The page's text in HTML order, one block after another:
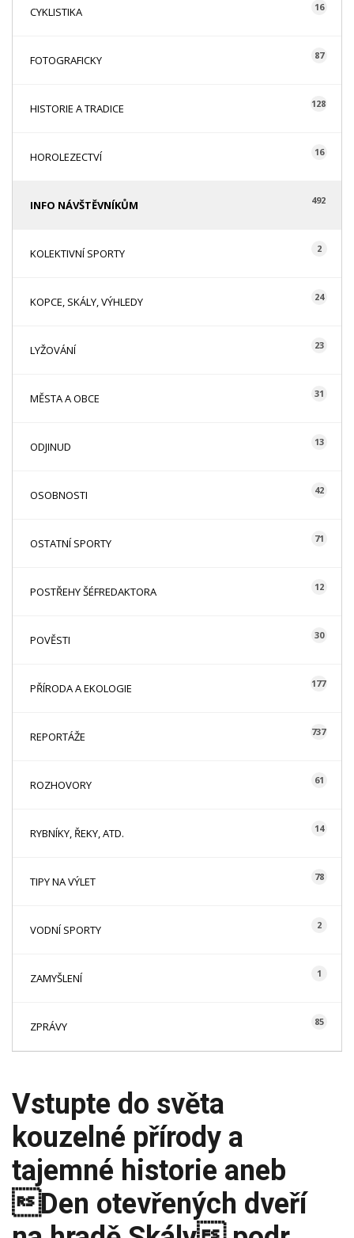
CYKLISTIKA 16
FOTOGRAFICKY 87
HISTORIE A TRADICE 128
HOROLEZECTVÍ 16
INFO NÁVŠTĚVNÍKŮM 492
KOLEKTIVNÍ SPORTY 2
KOPCE, SKÁLY, VÝHLEDY 24
LYŽOVÁNÍ 23
MĚSTA A OBCE 31
ODJINUD 13
OSOBNOSTI 42
OSTATNÍ SPORTY 71
POSTŘEHY ŠÉFREDAKTORA 12
POVĚSTI 30
PŘÍRODA A EKOLOGIE 177
REPORTÁŽE 737
ROZHOVORY 61
RYBNÍKY, ŘEKY, ATD. 14
TIPY NA VÝLET 78
VODNÍ SPORTY 2
ZAMYŠLENÍ 1
ZPRÁVY 85
Vstupte do světa
kouzelné přírody a
tajemné historie aneb
Den otevřených dveří